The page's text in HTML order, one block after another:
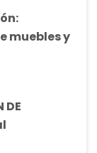
muebles y
DE